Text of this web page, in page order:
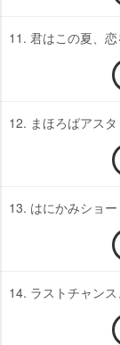
11. 君はこの夏、恋
12. まほろばアスタ
13. はにかみショー
14. ラストチャン